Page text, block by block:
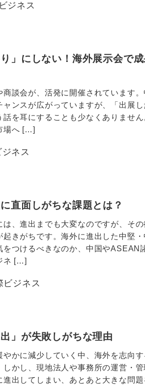
ジネス
り」にしない！海外展示会で
商談会が、活発に開催されています
ャンスが広がっていますが、「出展
話を耳にすることも少なくありませ
場へ […]
ネス
直面しがちな課題とは？
、進出までも大変なのですが、その
きがちです。海外に進出した中堅・
をつけるべきなのか、中国やASEAN
ネ […]
ビジネス
出」が失敗しがちな理由
やかに減少していく中、海外を志向
しかし、現地法人や事務所の運営・
進出してしまい、あとあと大きな問題